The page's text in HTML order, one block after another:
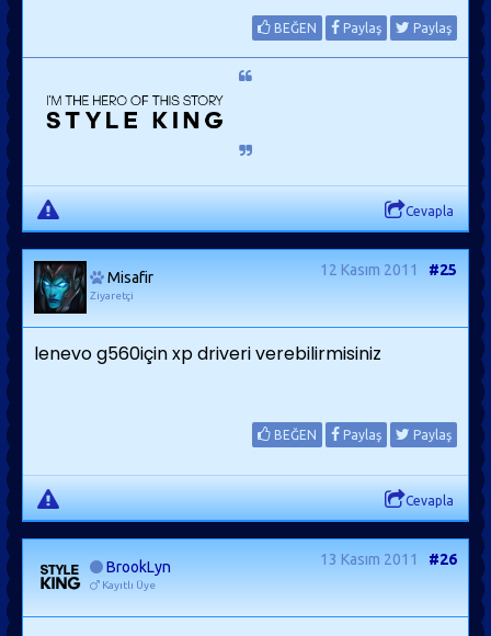
BEĞEN Paylaş Paylaş
Cevapla
Misafir
Ziyaretçi
12 Kasım 2011 #25
lenevo g560için xp driveri verebilirmisiniz
BEĞEN Paylaş Paylaş
Cevapla
BrookLyn
Kayıtlı Üye
13 Kasım 2011 #26